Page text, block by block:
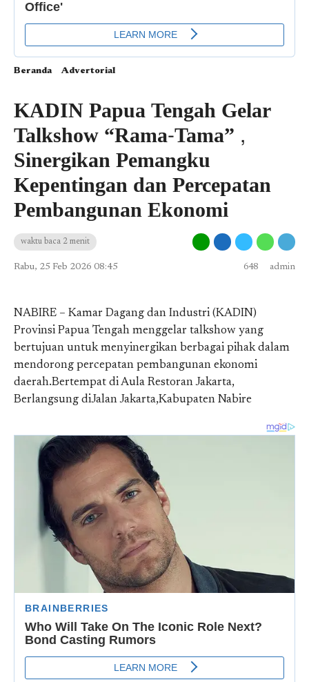
Beranda Advertorial
KADIN Papua Tengah Gelar
Talkshow “Rama-Tama” ,
Sinergikan Pemangku
Kepentingan dan Percepatan
Pembangunan Ekonomi
waktu baca 2 menit
Rabu, 25 Feb 2026 08:45 648 admin
NABIRE – Kamar Dagang dan Industri (KADIN)
Provinsi Papua Tengah menggelar talkshow yang
bertujuan untuk menyinergikan berbagai pihak dalam
mendorong percepatan pembangunan ekonomi
daerah.Bertempat di Aula Restoran Jakarta,
Berlangsung diJalan Jakarta,Kabupaten Nabire